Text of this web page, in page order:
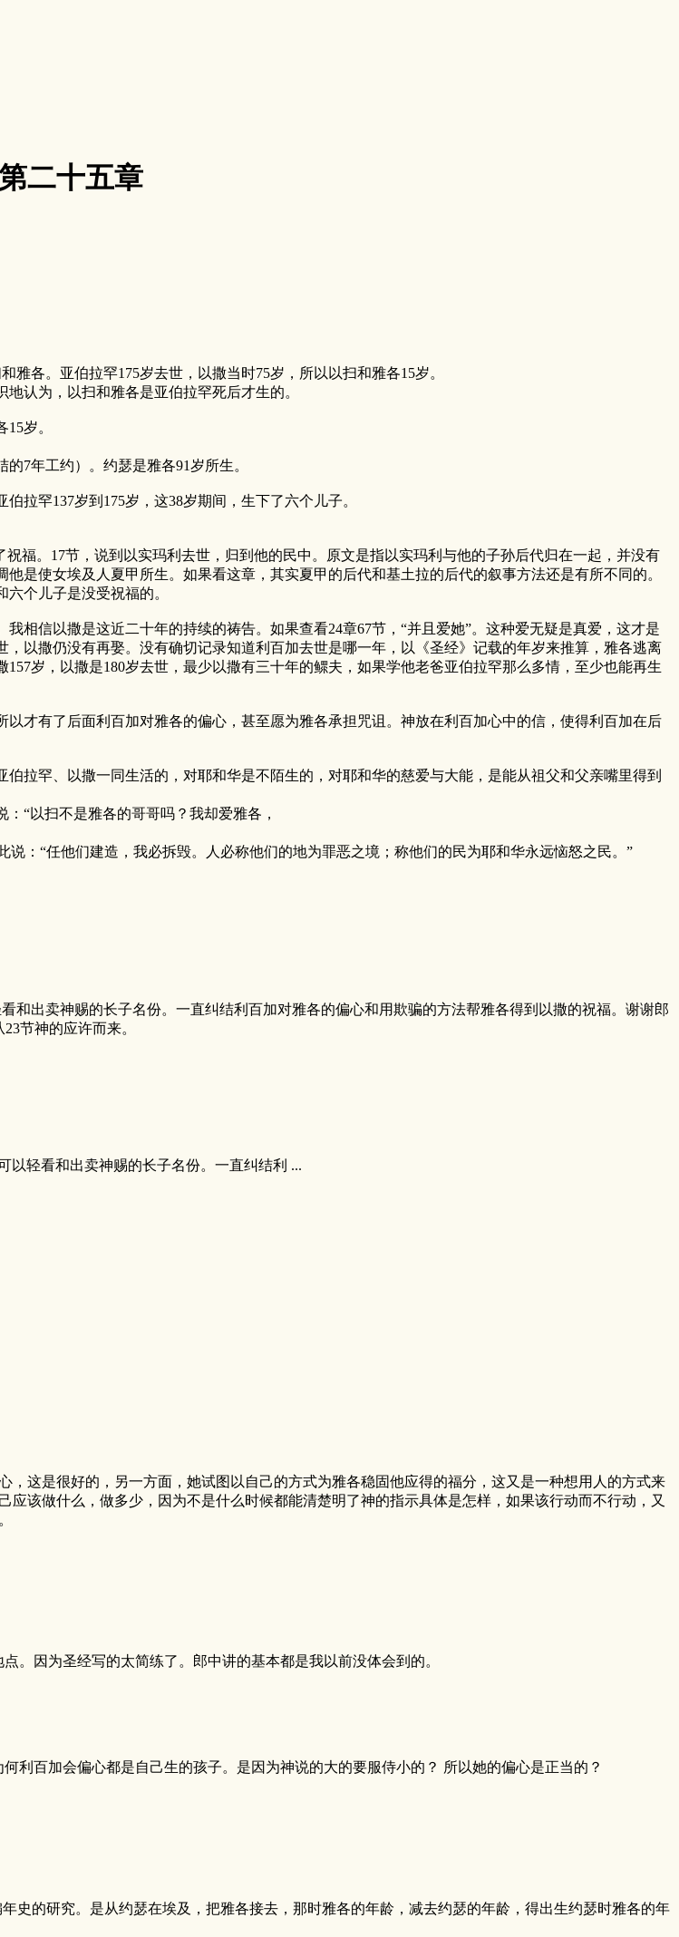
二十五章
各。亚伯拉罕175岁去世，以撒当时75岁，所以以扫和雅各15岁。
认为，以扫和雅各是亚伯拉罕死后才生的。
岁。
7年工约）。约瑟是雅各91岁所生。
拉罕137岁到175岁，这38岁期间，生下了六个儿子。
福。17节，说到以实玛利去世，归到他的民中。原文是指以实玛利与他的子孙后代归在一起，并没有
是使女埃及人夏甲所生。如果看这章，其实夏甲的后代和基土拉的后代的叙事方法还是有所不同的。
个儿子是没受祝福的。
相信以撒是这近二十年的持续的祷告。如果查看24章67节，“并且爱她”。这种爱无疑是真爱，这才是
以撒仍没有再娶。没有确切记录知道利百加去世是哪一年，以《圣经》记载的年岁来推算，雅各逃离
岁，以撒是180岁去世，最少以撒有三十年的鳏夫，如果学他老爸亚伯拉罕那么多情，至少也能再生
才有了后面利百加对雅各的偏心，甚至愿为雅各承担咒诅。神放在利百加心中的信，使得利百加在后
拉罕、以撒一同生活的，对耶和华是不陌生的，对耶和华的慈爱与大能，是能从祖父和父亲嘴里得到
：“以扫不是雅各的哥哥吗？我却爱雅各，
说：“任他们建造，我必拆毁。人必称他们的地为罪恶之境；称他们的民为耶和华永远恼怒之民。”
和出卖神赐的长子名份。一直纠结利百加对雅各的偏心和用欺骗的方法帮雅各得到以撒的祝福。谢谢郎
节神的应许而来。
以轻看和出卖神赐的长子名份。一直纠结利 ...
这是很好的，另一方面，她试图以自己的方式为雅各稳固他应得的福分，这又是一种想用人的方式来
该做什么，做多少，因为不是什么时候都能清楚明了神的指示具体是怎样，如果该行动而不行动，又
。因为圣经写的太简练了。郎中讲的基本都是我以前没体会到的。
利百加会偏心都是自己生的孩子。是因为神说的大的要服侍小的？ 所以她的偏心是正当的？
史的研究。是从约瑟在埃及，把雅各接去，那时雅各的年龄，减去约瑟的年龄，得出生约瑟时雅各的年